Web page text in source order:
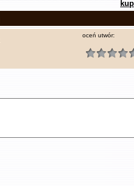
oceń utwór: